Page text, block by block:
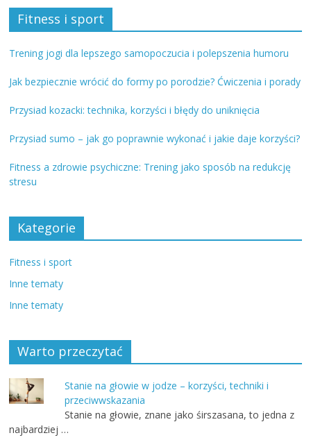
Fitness i sport
Trening jogi dla lepszego samopoczucia i polepszenia humoru
Jak bezpiecznie wrócić do formy po porodzie? Ćwiczenia i porady
Przysiad kozacki: technika, korzyści i błędy do uniknięcia
Przysiad sumo – jak go poprawnie wykonać i jakie daje korzyści?
Fitness a zdrowie psychiczne: Trening jako sposób na redukcję
stresu
Kategorie
Fitness i sport
Inne tematy
Inne tematy
Warto przeczytać
Stanie na głowie w jodze – korzyści, techniki i
przeciwwskazania
Stanie na głowie, znane jako śirszasana, to jedna z
najbardziej …